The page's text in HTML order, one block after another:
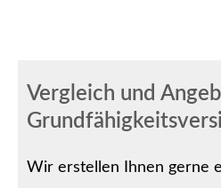
Vergleich und
Wir erstellen Ihnen gerne